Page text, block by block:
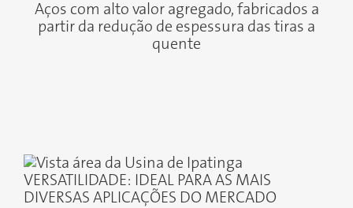
Aços com alto valor agregado, fabricados a
partir da redução de espessura das tiras a
quente
VERSATILIDADE: IDEAL PARA AS MAIS
DIVERSAS APLICAÇÕES DO MERCADO